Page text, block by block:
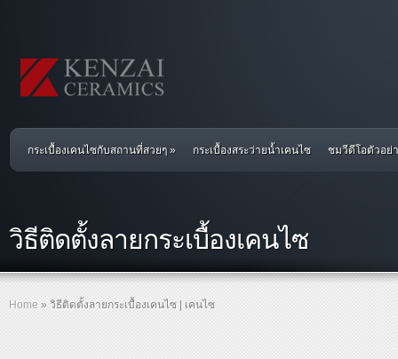
กระเบื้องเคนไซกับสถานที่สวยๆ» กระเบื้องสระว่ายน้ำเคนไซ ชมวีดีโอตัวอย่
วิธีติดตั้งลายกระเบื้องเคนไซ
Home » วิธีติดตั้งลายกระเบื้องเคนไซ | เคนไซ